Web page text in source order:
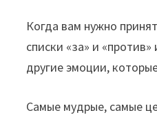
Когда вам нужно
списки «за» и
другие эмоции,
Самые мудрые, самые